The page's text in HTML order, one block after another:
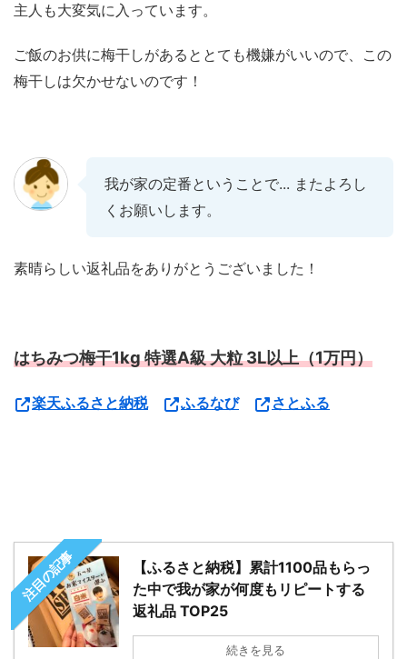
主人も大変気に入っています。
ご飯のお供に梅干しがあるととても機嫌がいいので、この
梅干しは欠かせないのです！
我が家の定番ということで... またよろし
くお願いします。
素晴らしい返礼品をありがとうございました！
はちみつ梅干1kg 特選A級 大粒 3L以上（1万円）
楽天ふるさと納税 ふるなび さとふる
注目の記事
【ふるさと納税】累計1100品もらっ
た中で我が家が何度もリピートする
返礼品 TOP25
続きを見る